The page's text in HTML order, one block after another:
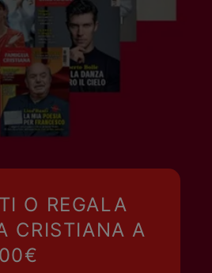
O REGALA
CRISTIANA A